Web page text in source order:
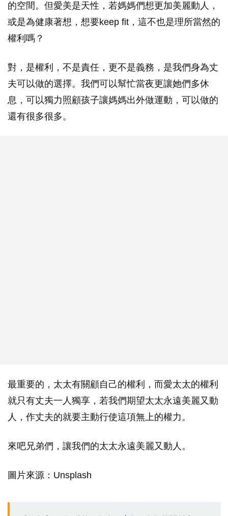
的空間。但愛美是天性，若媽媽們想更加美麗動人，
或是為健康著想，想要keep fit，這不也是理所當然的
權利嗎？
對，是權利，不是責任，更不是義務，是我們身為丈
夫可以做的選擇。我們可以幫忙當夜更讓她們多休
息，可以獨力照顧孩子讓媽媽出外做運動，可以做的
還有很多很多。
最重要的，太太有關顧自己的權利，而愛太太的權利
就只有丈夫一人獨享，若我們期望太太永遠美麗又動
人，作丈夫的就要主動行使這項無上的權力。
來吧兄弟們，讓我們的太太永遠美麗又動人。
圖片來源：Unsplash